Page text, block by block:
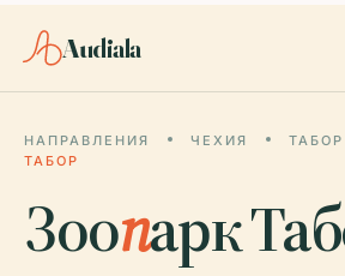
Audiala
НАПРАВЛЕНИЯ ЧЕХИЯ ТАБОР
ТАБОР
Зоопарк